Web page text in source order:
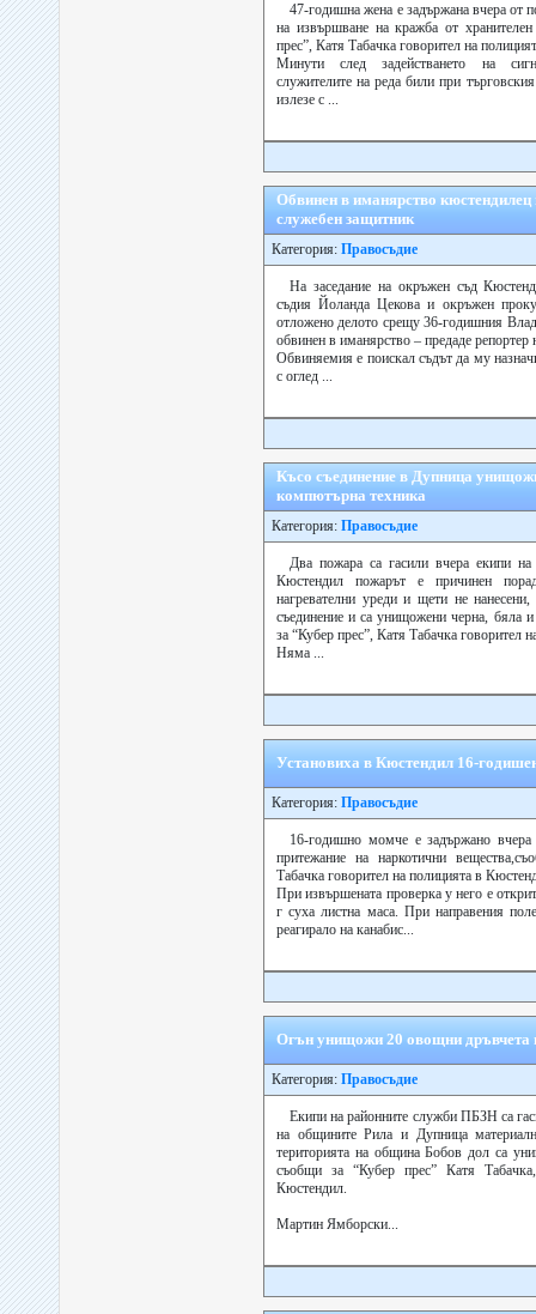
47-годишна жена е задържана вчера от
на извършване на кражба от
прес”, Катя Табачка говорител на
Минути след задействането на
служителите на реда били при
излезе с ...
Обвинен в иманярство кюстендилец
служебен защитник
Категория: Правосъдие
На заседание на окръжен съд
съдия Йоланда Цекова и окръжен
отложено делото срещу 36-годишния
обвинен в иманярство – предаде репортер
Обвиняемия е поискал съдът да му
с оглед ...
Късо съединение в Дупница
компютърна техника
Категория: Правосъдие
Два пожара са гасили вчера екипи
Кюстендил пожарът е причинен
нагревателни уреди и щети не
съединение и са унищожени черна, бяла
за “Кубер прес”, Катя Табачка говорител
Няма ...
Установиха в Кюстендил 16-
Категория: Правосъдие
16-годишно момче е задържано
притежание на наркотични
Табачка говорител на полицията в
При извършената проверка у него е
г суха листна маса. При направения
реагирало на канабис...
Огън унищожи 20 овощни дръвчета
Категория: Правосъдие
Екипи на районните служби ПБЗН са
на общините Рила и Дупница
територията на община Бобов дол са
съобщи за “Кубер прес” Катя
Кюстендил.
Мартин Ямборски...